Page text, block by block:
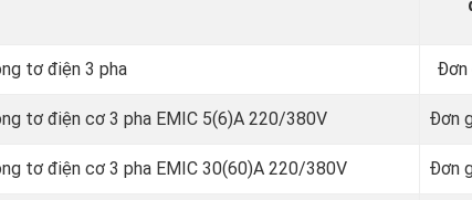
tơ điện 3 pha Đơn
tơ điện cơ 3 pha EMIC 5(6)A 220/380V Đơn
tơ điện cơ 3 pha EMIC 30(60)A 220/380V Đơn